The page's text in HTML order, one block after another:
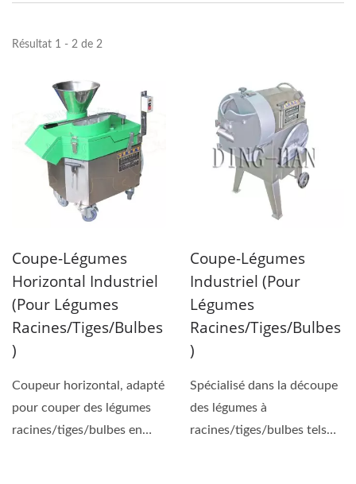
Résultat 1 - 2 de 2
Coupe-Légumes
Horizontal Industriel
(pour Légumes
Racines/tiges/bulbes
)
Coupeur horizontal, adapté
pour couper des légumes
racines/tiges/bulbes en
Coupe-Légumes
Industriel (pour
Légumes
Racines/tiges/bulbes
)
Spécialisé dans la découpe
des légumes à
racines/tiges/bulbes tels